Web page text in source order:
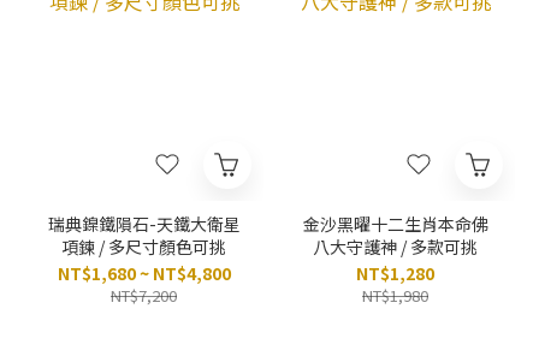
瑞典鎳鐵隕石-天鐵大衛星
項鍊 / 多尺寸顏色可挑
NT$1,680 ~ NT$4,800
NT$7,200
金沙黑曜十二生肖本命佛
八大守護神 / 多款可挑
NT$1,280
NT$1,980